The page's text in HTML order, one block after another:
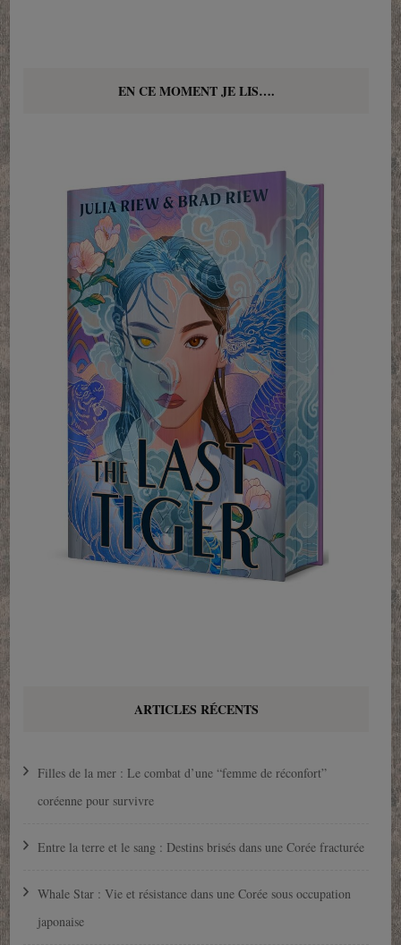
EN CE MOMENT JE LIS….
ARTICLES RÉCENTS
Filles de la mer : Le combat d’une “femme de réconfort”
coréenne pour survivre
Entre la terre et le sang : Destins brisés dans une Corée fracturée
Whale Star : Vie et résistance dans une Corée sous occupation
japonaise